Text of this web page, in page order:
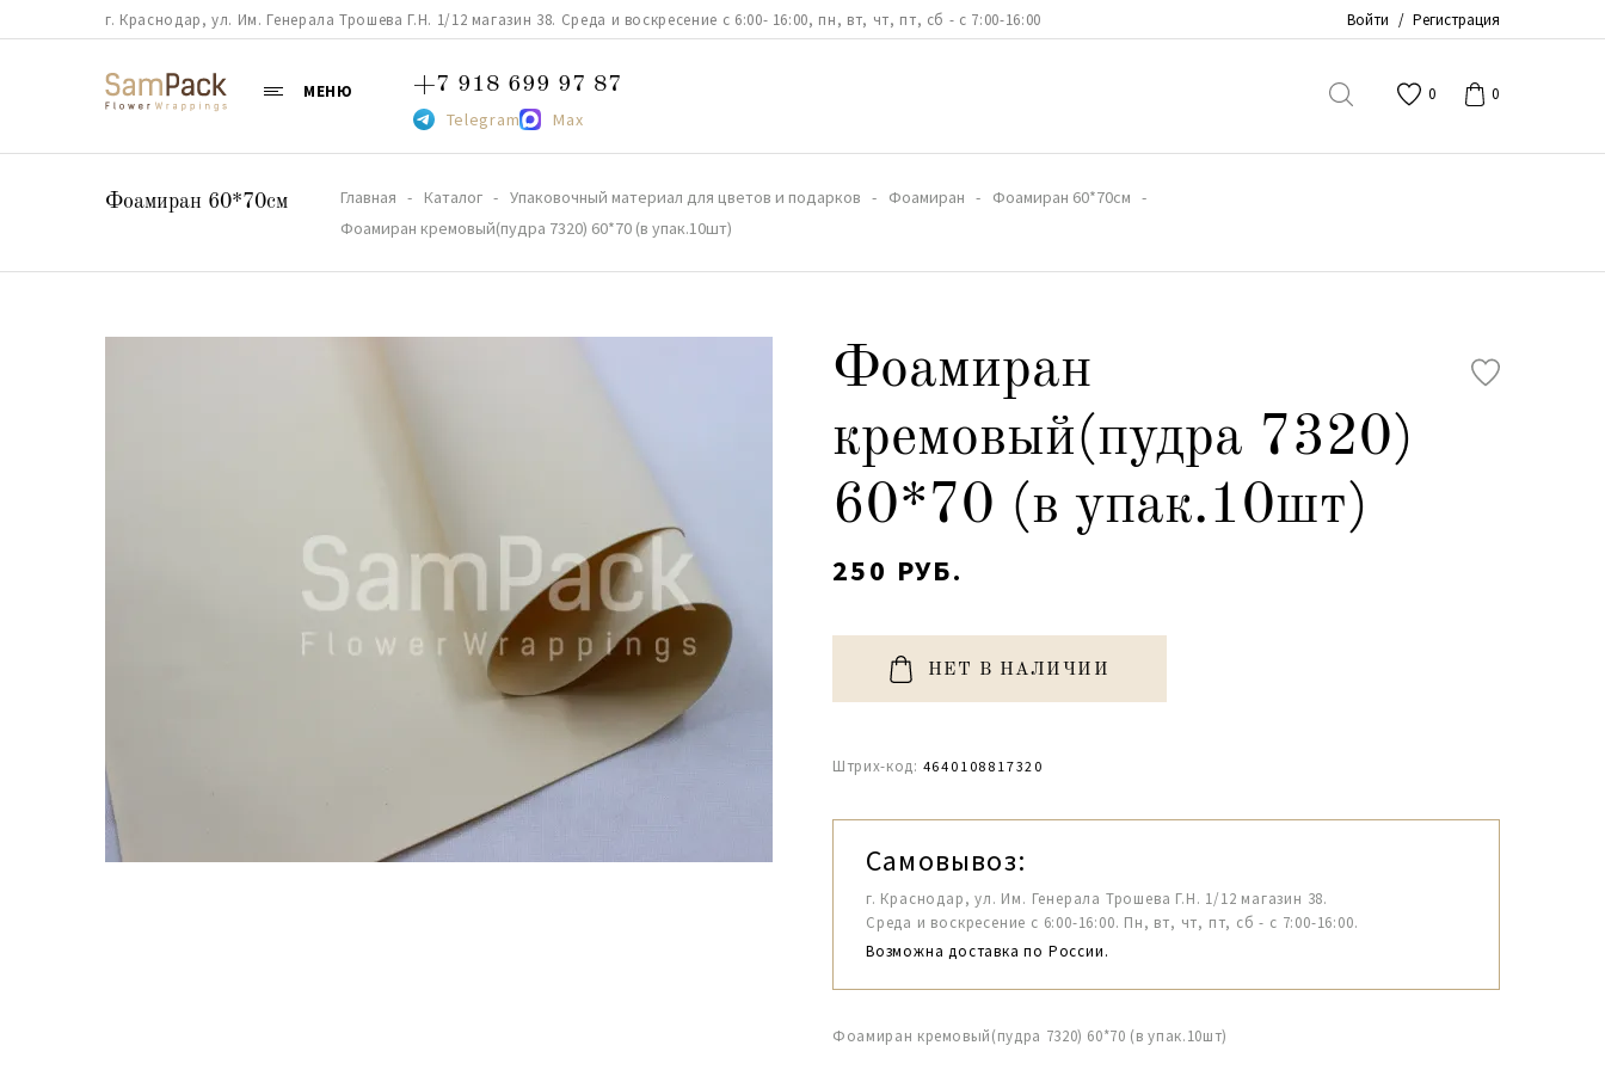
г. Краснодар, ул. Им. Генерала Трошева Г.Н. 1/12 магазин 38. Среда и воскресение с 6:00- 16:00, пн, вт, чт, пт, сб - с 7:00-16:00 Войти / Регистрация
МЕНЮ +7 918 699 97 87
Telegram Max
0 0
Фоамиран 60*70см Главная Каталог Упаковочный материал для цветов и подарков Фоамиран
Фоамиран 60*70см
Фоамиран кремовый(пудра 7320) 60*70 (в упак.10шт)
Фоамиран
кремовый(пудра 7320)
60*70 (в упак.10шт)
250 РУБ.
НЕТ В НАЛИЧИИ
Штрих-код: 4640108817320
Самовывоз:
г. Краснодар, ул. Им. Генерала Трошева Г.Н. 1/12 магазин 38.
Среда и воскресение с 6:00-16:00. Пн, вт, чт, пт, сб - с 7:00-16:00.
Возможна доставка по России.
Фоамиран кремовый(пудра 7320) 60*70 (в упак.10шт)